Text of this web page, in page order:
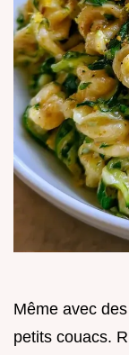
Même avec
petits couacs.